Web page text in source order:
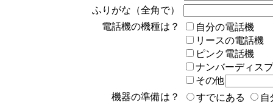
ふりがな（全角で）
電話機の機種は？
自分の電話機
リースの電話機
ピンク電話機
ナンバーディス
その他
機器の準備は？
すでにある